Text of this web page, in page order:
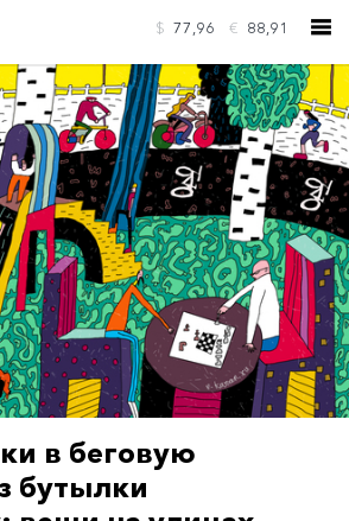
$ 77,96 € 88,91
КОНТАКТЫ
в беговую
бутылки